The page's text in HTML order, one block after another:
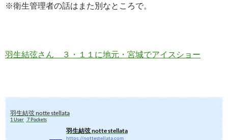
※衛生管理者の話はまた別なところで。
羽生結弦さん ３・１１に地元・宮城でアイスショー
羽生結弦 notte stellata
1 User 7 Pockets
羽生結弦 notte stellata
https://nottestellata.com